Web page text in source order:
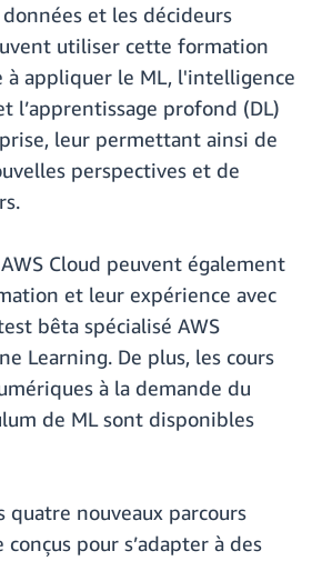
et les décideurs
utiliser cette formation
à appliquer le ML, l'intelligence
l’apprentissage profond (DL)
leur permettant ainsi de
perspectives et de
Cloud peuvent également
et leur expérience avec
bêta spécialisé AWS
Learning. De plus, les cours
à la demande du
de ML sont disponibles
quatre nouveaux parcours
conçus pour s’adapter à des